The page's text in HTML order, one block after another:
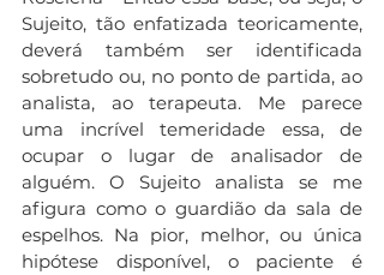
Sujeito, tão enfatizada teoricamente,
deverá também ser identificada
sobretudo ou, no ponto de partida, ao
analista, ao terapeuta. Me parece
uma incrível temeridade essa, de
ocupar o lugar de analisador de
alguém. O Sujeito analista se me
afigura como o guardião da sala de
espelhos. Na pior, melhor, ou única
hipótese disponível, o paciente é